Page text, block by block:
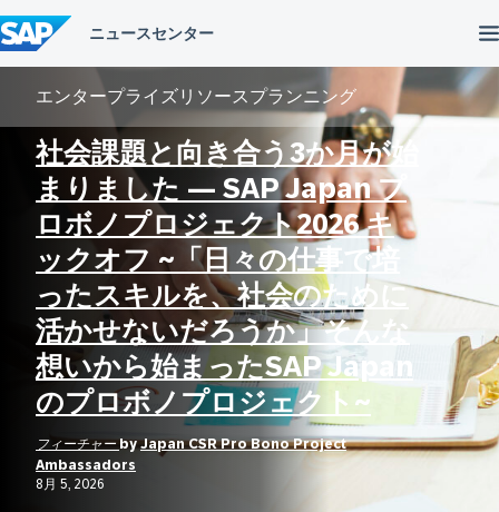
ン
テ
ン
エンタープライズリソースプランニング
社会課題と向き合う3か月が始
まりました ― SAP Japan プ
ロボノプロジェクト2026 キ
ックオフ ~「日々の仕事で培
ったスキルを、社会のために
活かせないだろうか」そんな
想いから始まったSAP Japan
のプロボノプロジェクト~
フィーチャーbyJapan CSR Pro Bono Project
Ambassadors
8月 5, 2026